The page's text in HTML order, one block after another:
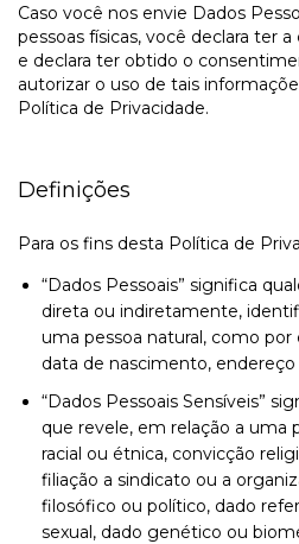
Caso você nos envie Dados
pessoas físicas, você declara ter
e declara ter obtido o
autorizar o uso de tais
Política de Privacidade.
Definições
Para os fins desta Política de
“Dados Pessoais” significa
direta ou indiretamente,
uma pessoa natural, como por
data de nascimento,
“Dados Pessoais Sensíveis”
que revele, em relação a uma
racial ou étnica, convicção
filiação a sindicato ou a
filosófico ou político, dado
sexual, dado genético ou